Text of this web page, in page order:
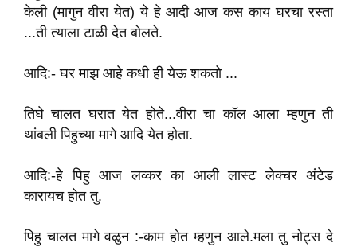
केली (मागुन वीरा येत) ये हे आदी आज कस काय घरचा रस्ता
...ती त्याला टाळी देत बोलते.
आदि:- घर माझ आहे कधी ही येऊ शकतो ...
तिघे चालत घरात येत होते...वीरा चा कॉल आला म्हणुन ती
थांबली पिहुच्या मागे आदि येत होता.
आदि:-हे पिहु आज लव्कर का आली लास्ट लेक्चर अंटेड
कारायच होत तु.
पिहु चालत मागे वळुन :-काम होत म्हणुन आले.मला तु नोट्स दे